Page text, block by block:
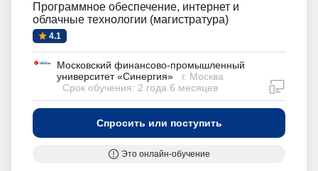
Программное обеспечение, интернет и
облачные технологии (магистратура)
4.1
Московский финансово-промышленный
университет «Синергия»
г. Москва
Срок обучения: 2 года 6 месяцев
Спросить или поступить
Это онлайн-обучение